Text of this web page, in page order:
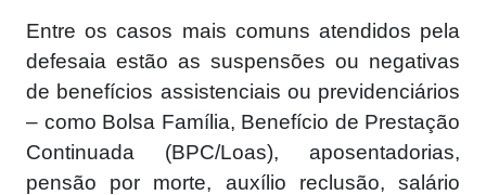
Entre os casos mais comuns atendidos pela
defesaia estão as suspensões ou negativas
de benefícios assistenciais ou previdenciários
– como Bolsa Família, Benefício de Prestação
Continuada (BPC/Loas), aposentadorias,
pensão por morte, auxílio reclusão, salário